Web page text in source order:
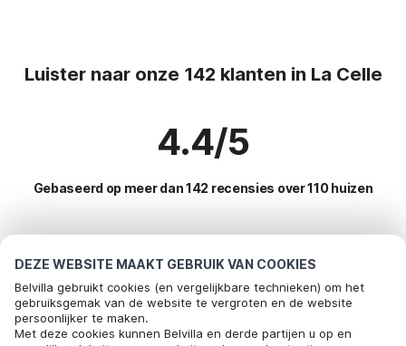
DEZE WEBSITE MAAKT GEBRUIK VAN COOKIES
Belvilla gebruikt cookies (en vergelijkbare technieken) om het
gebruiksgemak van de website te vergroten en de website
persoonlijker te maken.
Met deze cookies kunnen Belvilla en derde partijen u op en
Luister naar onze 142 klanten in La Celle
4.4/5
Gebaseerd op meer dan 142 recensies over 110 huizen
Meest populaire bestemmingen voor
vakantie
Top steden met top voorzieningen voor vakantie